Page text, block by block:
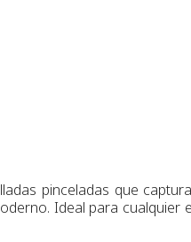
pinceladas que
Ideal para cualquier